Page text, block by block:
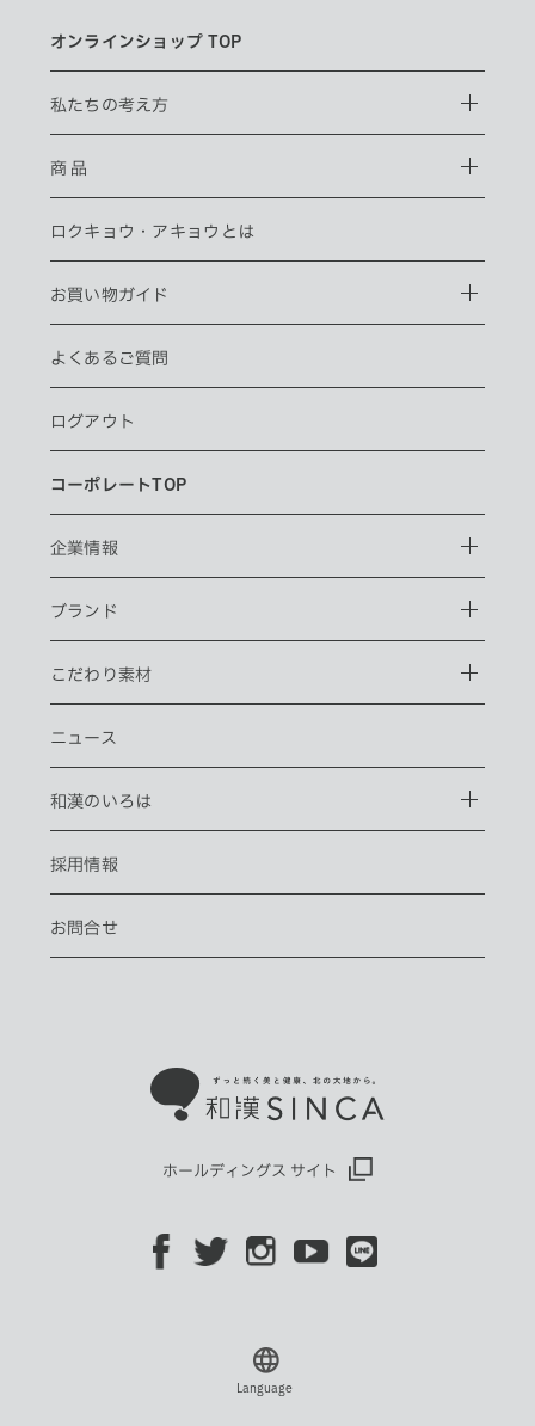
オンラインショップ TOP
私たちの考え方
商 品
ロクキョウ・ アキョウとは
お買い物ガイド
よくあるご質問
ログアウト
コーポレートTOP
企業情報
ブランド
こだわり素材
ニュース
和漢のいろは
採用情報
お問合せ
ホールディングス サイト
Language